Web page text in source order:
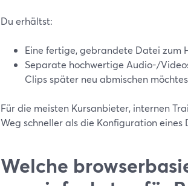
Du erhältst:
Eine fertige, gebrandete Datei zum
Separate hochwertige Audio-/
Clips später neu abmischen
Für die meisten Kursanbieter, internen
Weg schneller als die Konfiguration eines
Welche